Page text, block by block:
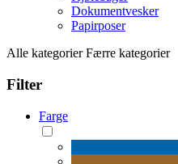
Dokumentvesker
Papirposer
Alle kategorier Færre kategorier
Filter
Farge